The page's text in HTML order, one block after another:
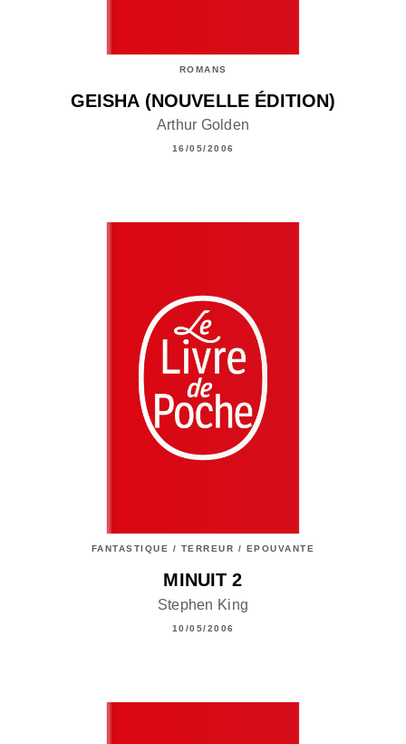
ROMANS
GEISHA (NOUVELLE ÉDITION)
Arthur Golden
16/05/2006
FANTASTIQUE / TERREUR / EPOUVANTE
MINUIT 2
Stephen King
10/05/2006